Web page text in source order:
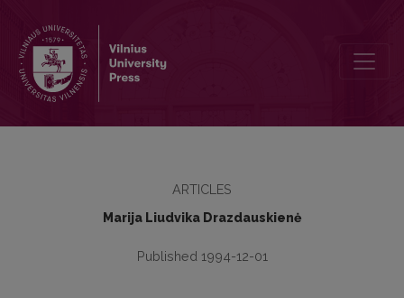
ARTICLES
Marija Liudvika Drazdauskienė
Published 1994-12-01